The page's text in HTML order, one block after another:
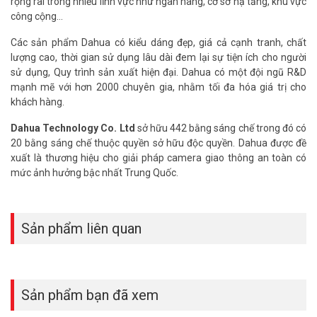
– Chế độ ngày đêm (ICR), Chống ngược sáng DWDR, tự động cân
bằng trắng (AWB), tự động bù tín hiệu ảnh (AGC), chống ngược
sáng(BLC), chống nhiễu (3D-DNR).
– Hỗ trợ khe cắm thẻ nhớ 256GB
– Chuẩn chống nước IP67, IK10
– Hỗ trợ chuẩn ONVIF, Tên miền miễn phí SmartDDNS.TV và P2P,
AutoRegister 1.0
– Điện áp 12 VDC hoặc PoE (802.3af), công suất <5W
– Nhiệt độ hoạt động: -40° C ~ +60° C.
– Chất liệu kim loại.
– Kích thước: 81 mm × Φ109.9 mm
Hỏi đáp thường gặp về camera DH-IPC-
1. Camera Dahua IPC-HDBW2230E-S-S2 có chống nước không?
Có, đạt chuẩn IP67, hoạt động tốt ngoài trời.
công cộng…
Các sản phẩm Dahua có kiểu dáng đẹp, giá cả cạnh tranh, chất
lượng cao, thời gian sử dụng lâu dài đem lại sự tiện ích cho người
sử dụng, Quy trình sản xuất hiện đại. Dahua có một đội ngũ R&D
mạnh mẽ với hơn 2000 chuyên gia, nhằm tối đa hóa giá trị cho
khách hàng.
Dahua Technology Co. Ltd sở hữu 442 bằng sáng chế trong đó có
20 bằng sáng chế thuộc quyền sở hữu độc quyền. Dahua được đề
xuất là thương hiệu cho giải pháp camera giao thông an toàn có
mức ảnh hưởng bậc nhất Trung Quốc.
Sản phẩm liên quan
Sản phẩm bạn đã xem